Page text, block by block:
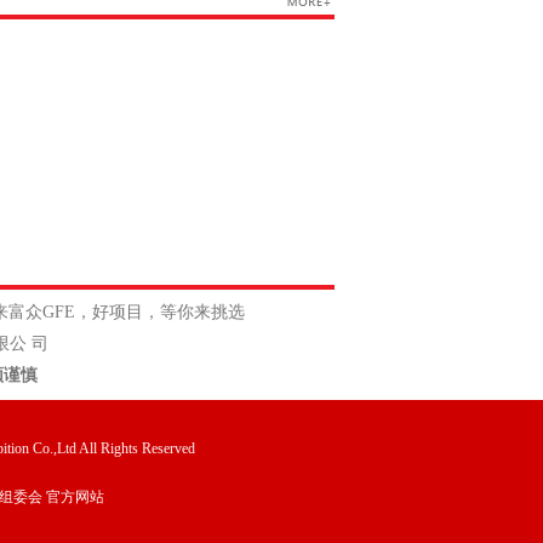
众GFE，好项目，等你来挑选
司
谨慎
Co.,Ltd All Rights Reserved
组委会 官方网站